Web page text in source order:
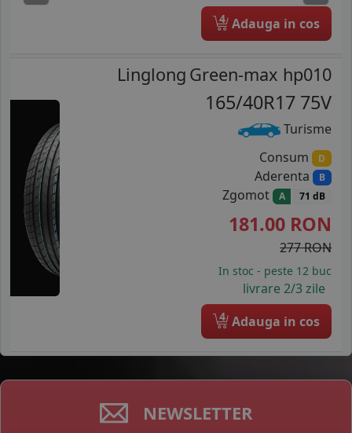
4 Adauga in cos
Linglong Green-max hp010
165/40R17 75V
Turisme
Consum D
Aderenta B
Zgomot A 71 dB
181.00 RON
277 RON
In stoc - peste 12 buc
livrare 2/3 zile
4 Adauga in cos
NEWSLETTER